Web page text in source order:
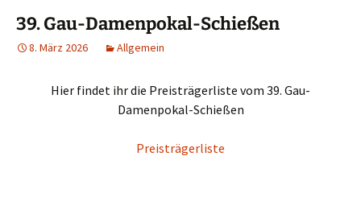
39. Gau-Damenpokal-Schießen
8. März 2026 Allgemein
Hier findet ihr die Preisträgerliste vom 39. Gau-
Damenpokal-Schießen
Preisträgerliste